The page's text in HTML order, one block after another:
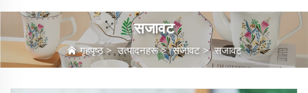
सजावट
गृहपृष्ठ>उत्पादनहरू>सजावट>सजावट